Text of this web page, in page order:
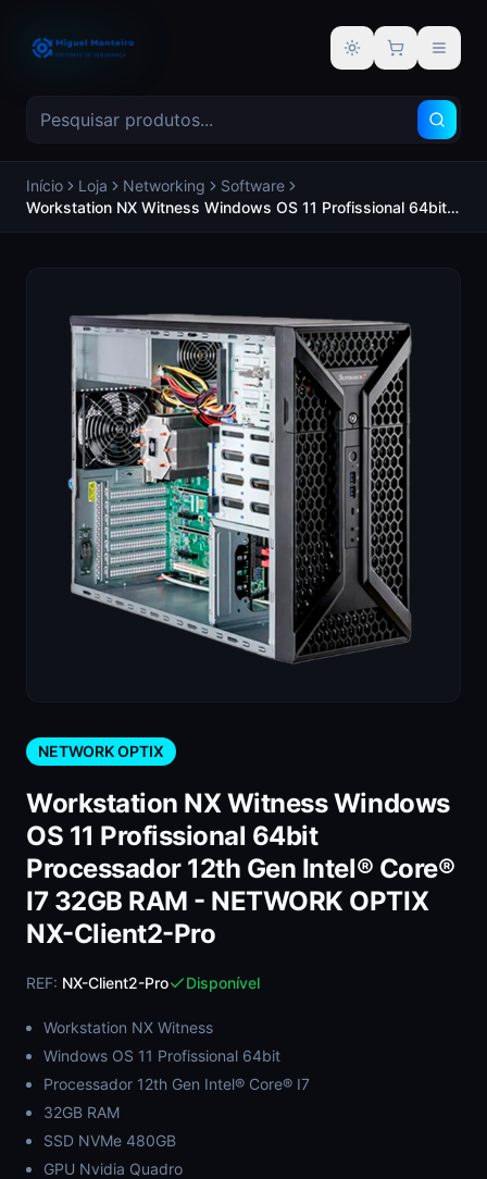
Alternar tema
Início Loja Networking
Software
Workstation NX Witness Windows OS 11 Profissional 64bit
NETWORK OPTIX
Workstation NX Witness Windows
OS 11 Profissional 64bit
Processador 12th Gen Intel® Core®
I7 32GB RAM - NETWORK OPTIX
NX-Client2-Pro
REF: NX-Client2-Pro Disponível
Workstation NX Witness
Windows OS 11 Profissional 64bit
Processador 12th Gen Intel® Core® I7
32GB RAM
SSD NVMe 480GB
GPU Nvidia Quadro